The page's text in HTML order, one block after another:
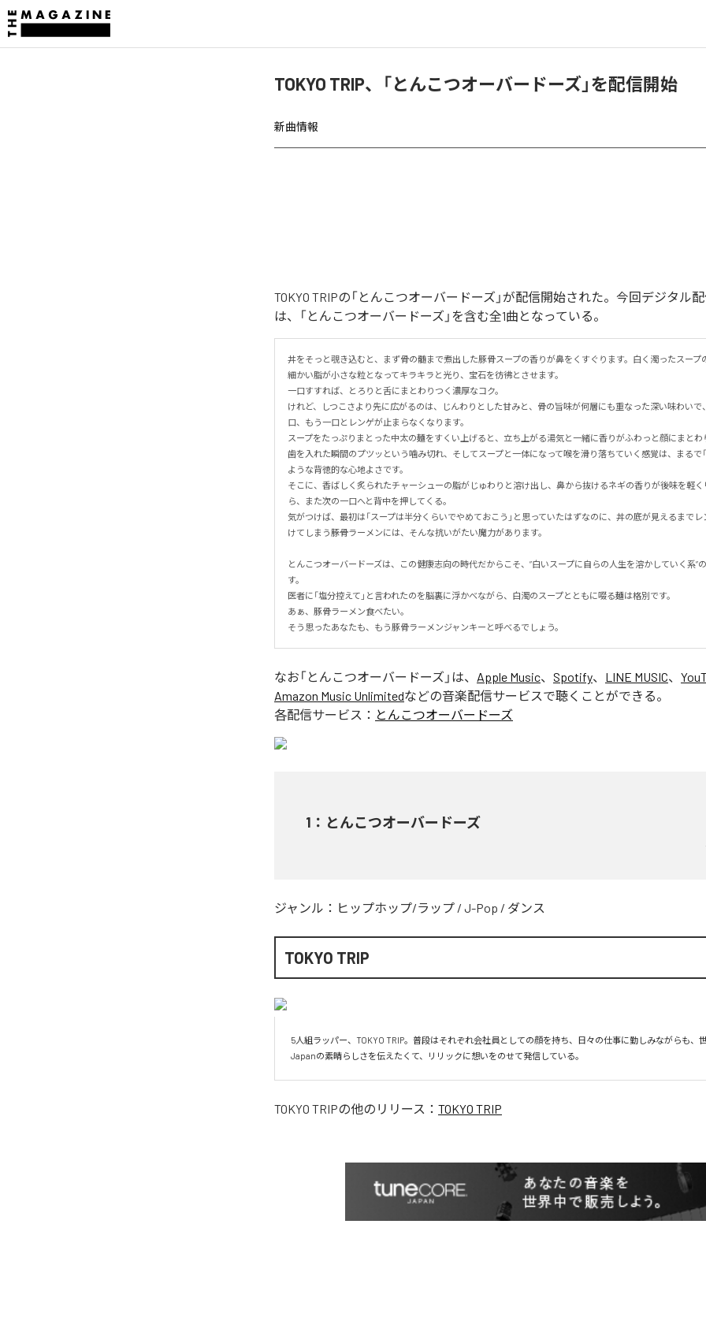
TOKYO TRIP、「とんこつオーバードーズ」を配信開始
新曲情報
TOKYO TRIPの「とんこつオーバードーズ」が配信開始された。今回デジタル
は、「とんこつオーバードーズ」を含む全1曲となっている。
丼をそっと覗き込むと、まず骨の髄まで煮出した豚骨スープの香りが鼻をくすぐります。白く濁ったスープ
細かい脂が小さな粒となってキラキラと光り、宝石を彷彿とさせます。
一口すすれば、とろりと舌にまとわりつく濃厚なコク。
けれど、しつこさより先に広がるのは、じんわりとした甘みと、骨の旨味が何層にも重なった深い味わいで
口、もう一口とレンゲが止まらなくなります。
スープをたっぷりまとった中太の麺をすくい上げると、立ち上がる湯気と一緒に香りがふわっと顔にまとわ
歯を入れた瞬間のプツッという噛み切れ、そしてスープと一体になって喉を滑り落ちていく感覚は、まるで
ような背徳的な心地よさです。
そこに、香ばしく炙られたチャーシューの脂がじゅわりと溶け出し、鼻から抜けるネギの香りが後味を軽
ら、また次の一口へと背中を押してくる。
気がつけば、最初は「スープは半分くらいでやめておこう」と思っていたはずなのに、丼の底が見えるまで
けてしまう――豚骨ラーメンには、そんな抗いがたい魔力があります。
とんこつオーバードーズは、この健康志向の時代だからこそ、”白いスープに自らの人生を溶かしていく系”
す。
医者に「塩分控えて」と言われたのを脳裏に浮かべながら、白濁のスープとともに啜る麺は格別です。
あぁ、豚骨ラーメン食べたい。
そう思ったあなたも、もう豚骨ラーメンジャンキーと呼べるでしょう。
なお「とんこつオーバードーズ 」は、 Apple Music、 Spotify、 LINE MUSIC、
Amazon Music Unlimitedなどの音楽配信サービスで聴くことができる。
各配信サービス： とんこつオーバードーズ
1 ： とんこつオーバードーズ
ジャンル： ヒップホップ/ラップ / J-Pop / ダンス
TOKYO TRIP
5人組ラッパー、TOKYO TRIP。普段はそれぞれ会社員としての顔を持ち、日々の仕事に勤しみながらも、
Japanの素晴らしさを伝えたくて、リリックに想いをのせて発信している。
TOKYO TRIPの他のリリース： TOKYO TRIP